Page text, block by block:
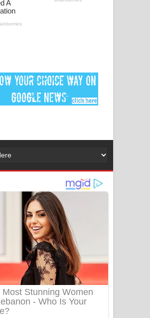
ගීතයේ පද පෙළ
Dai Dai Lyrics - Shakira, Burna Boy |
2026 football world cup song lyrics
අම්මා ගීතයේ පද පෙළ
Niwuna Numba Hinda Song Lyrics -
නිවුනා නුඹ හින්දා ගීතයේ පද පෙළ
Numba Dun Aadare Song Lyrics - නුඹ
දුන් ආදරේ ගීතයේ පද පෙළ
Liyamuda Dan Anagathe Song Lyrics
- ලියමුද දැන් අනාගතේ ගීතයේ පද පෙළ